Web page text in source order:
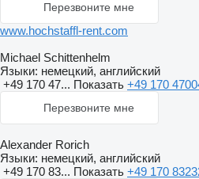
Перезвоните мне
www.hochstaffl-rent.com
Michael Schittenhelm
Языки: немецкий, английский
+49 170 47... Показать +49 170
Перезвоните мне
Alexander Rorich
Языки: немецкий, английский
+49 170 83... Показать +49 170